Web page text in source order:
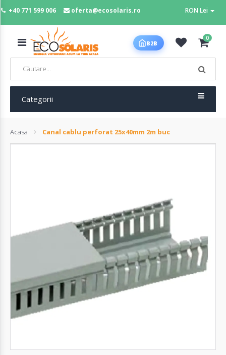
+40 771 599 006 oferta@ecosolaris.ro RON Lei
MENIU
Panouri
fotovoltaice
Sisteme
fotovoltaice
Autentifică-
Înregistrează-
te
B2B
0
Categorii
Acasa Canal cablu perforat 25x40mm 2m buc